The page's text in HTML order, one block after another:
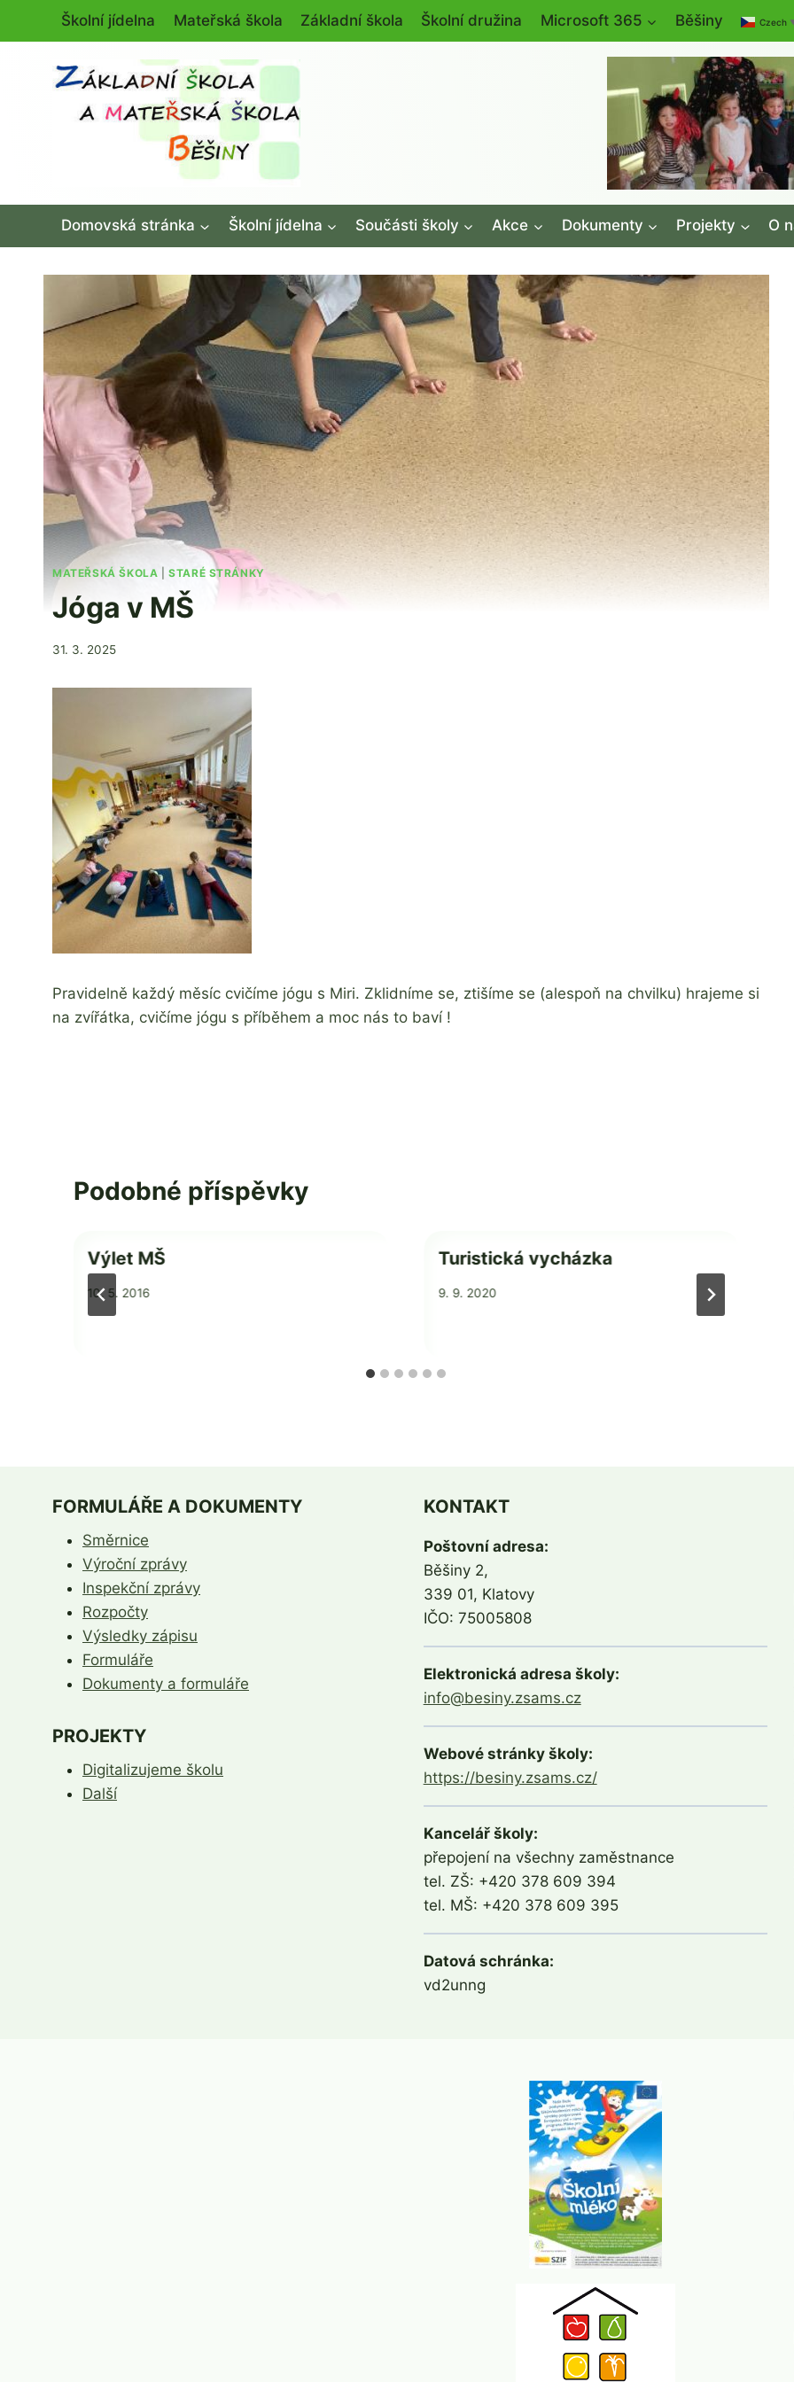
Přeskočit
Školní jídelna Mateřská škola Základní škola Školní družina Microsoft 365 Běšiny Czech
Domovská stránka Školní jídelna Součásti školy Akce Dokumenty Projekty O
MATEŘSKÁ ŠKOLA |STARÉ STRÁNKY
Jóga v MŠ
Od
Tomanová
31. 3. 2025
Pravidelně každý měsíc cvičíme jógu s Miri. Zklidníme se, ztišíme se (alespoň na chvilku) hrajeme si
na zvířátka, cvičíme jógu s příběhem a moc nás to baví !
Podobné příspěvky
Výlet MŠ
Od
admin
10. 5. 2016
Turistická vycházka
Od
9. 9. 2020
FORMULÁŘE A DOKUMENTY
Směrnice
Výroční zprávy
Inspekční zprávy
Rozpočty
Výsledky zápisu
Formuláře
Dokumenty a formuláře
PROJEKTY
Digitalizujeme školu
Další
KONTAKT
Poštovní adresa:
Běšiny 2,
339 01, Klatovy
IČO: 75005808
Elektronická adresa školy:
info@besiny.zsams.cz
Webové stránky školy:
https://besiny.zsams.cz/
Kancelář školy:
přepojení na všechny zaměstnance
tel. ZŠ: +420 378 609 394
tel. MŠ: +420 378 609 395
Datová schránka:
vd2unng